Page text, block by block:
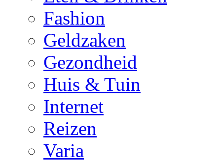
Fashion
Geldzaken
Gezondheid
Huis & Tuin
Internet
Reizen
Varia